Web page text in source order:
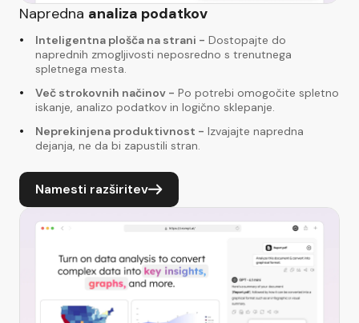
Napredna analiza podatkov
Inteligentna plošča na strani - Dostopajte do
naprednih zmogljivosti neposredno s trenutnega
spletnega mesta.
Več strokovnih načinov - Po potrebi omogočite spletno
iskanje, analizo podatkov in logično sklepanje.
Neprekinjena produktivnost - Izvajajte napredna
dejanja, ne da bi zapustili stran.
Namesti razširitev